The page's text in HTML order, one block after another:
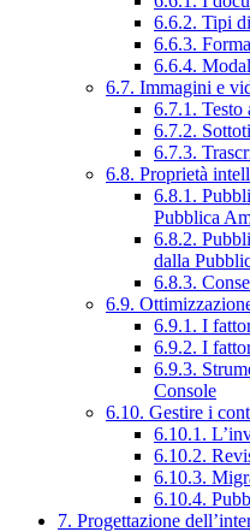
6.6.2. Tipi
6.6.3.
6.6.4.
6.7. Immagini e
6.7.1. Testo
6.7.2.
6.7.3.
6.8. Proprietà
6.8.1.
Pubblica
6.8.2.
dalla
6.8.3.
6.9.
6.9.1. I
6.9.2. I
6.9.3.
Console
6.10. Gestire i
6.10.1.
6.10.2.
6.10.3.
6.10.4.
7. Progettazione